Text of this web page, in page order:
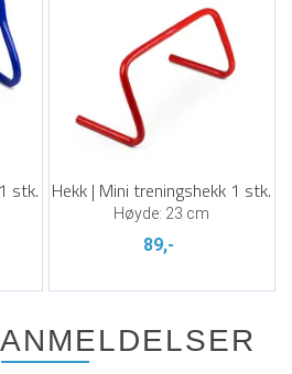
stk. Hekk | Mini treningshekk 1 stk.
Høyde: 23 cm
89,-